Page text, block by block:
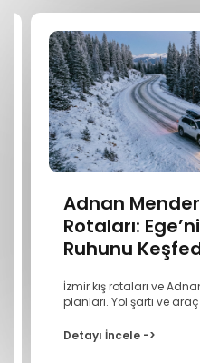
Adnan
Rotaları:
Ruhunu
İzmir kış rotaları ve
planları. Yol şartı ve
Detayı İncele ->